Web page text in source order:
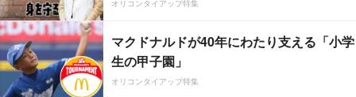
オリコンタイアップ特集
マクドナルドが40年にわたり支える「小学
生の甲子園」
オリコンタイアップ特集